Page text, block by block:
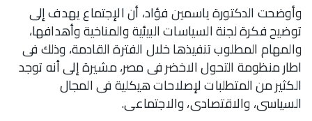
وأوضحت الدكتورة ياسمين فؤاد، أن الإجتماع يهدف إلى
توضيح فكرة لجنة السياسات البيئية والمناخية وأهدافها،
والمهام المطلوب تنفيذها خلال الفترة القادمة، وذلك فى
اطار منظومة التحول الاخضر فى مصر، مشيرة إلى أنه توجد
الكثير من المتطلبات لإصلاحات هيكلية فى المجال
السياسى، والاقتصادى، والاجتماعى.